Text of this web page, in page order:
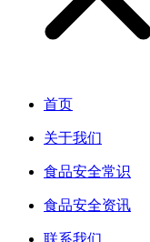
首页
关于我们
食品安全常识
食品安全资讯
联系我们